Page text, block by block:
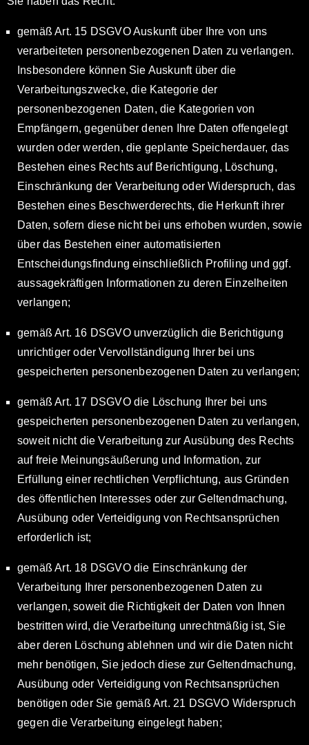
gemäß Art. 15 DSGVO Auskunft über Ihre von uns
verarbeiteten personenbezogenen Daten zu verlangen.
Insbesondere können Sie Auskunft über die
Verarbeitungszwecke, die Kategorie der
personenbezogenen Daten, die Kategorien von
Empfängern, gegenüber denen Ihre Daten offengelegt
wurden oder werden, die geplante Speicherdauer, das
Bestehen eines Rechts auf Berichtigung, Löschung,
Einschränkung der Verarbeitung oder Widerspruch, das
Bestehen eines Beschwerderechts, die Herkunft ihrer
Daten, sofern diese nicht bei uns erhoben wurden, sowie
über das Bestehen einer automatisierten
Entscheidungsfindung einschließlich Profiling und ggf.
aussagekräftigen Informationen zu deren Einzelheiten
verlangen;
gemäß Art. 16 DSGVO unverzüglich die Berichtigung
unrichtiger oder Vervollständigung Ihrer bei uns
gespeicherten personenbezogenen Daten zu verlangen;
gemäß Art. 17 DSGVO die Löschung Ihrer bei uns
gespeicherten personenbezogenen Daten zu verlangen,
soweit nicht die Verarbeitung zur Ausübung des Rechts
auf freie Meinungsäußerung und Information, zur
Erfüllung einer rechtlichen Verpflichtung, aus Gründen
des öffentlichen Interesses oder zur Geltendmachung,
Ausübung oder Verteidigung von Rechtsansprüchen
erforderlich ist;
gemäß Art. 18 DSGVO die Einschränkung der
Verarbeitung Ihrer personenbezogenen Daten zu
verlangen, soweit die Richtigkeit der Daten von Ihnen
bestritten wird, die Verarbeitung unrechtmäßig ist, Sie
aber deren Löschung ablehnen und wir die Daten nicht
mehr benötigen, Sie jedoch diese zur Geltendmachung,
Ausübung oder Verteidigung von Rechtsansprüchen
benötigen oder Sie gemäß Art. 21 DSGVO Widerspruch
gegen die Verarbeitung eingelegt haben;